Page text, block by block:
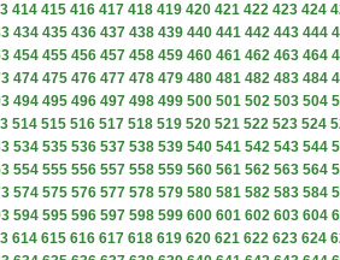
414 415 416 417 418 419 420 421 422 423 424
434 435 436 437 438 439 440 441 442 443 444
454 455 456 457 458 459 460 461 462 463 464
474 475 476 477 478 479 480 481 482 483 484
494 495 496 497 498 499 500 501 502 503 504
514 515 516 517 518 519 520 521 522 523 524
534 535 536 537 538 539 540 541 542 543 544
554 555 556 557 558 559 560 561 562 563 564
574 575 576 577 578 579 580 581 582 583 584
594 595 596 597 598 599 600 601 602 603 604
614 615 616 617 618 619 620 621 622 623 624